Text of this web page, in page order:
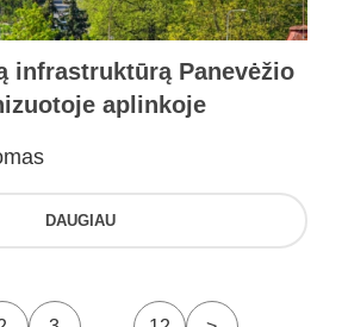
infrastruktūrą Panevėžio
aplinkoje
DAUGIAU